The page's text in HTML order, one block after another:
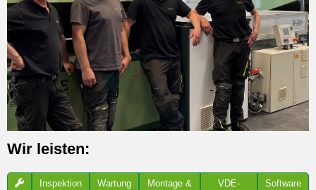
Wir leisten:
Inspektion Wartung
Montage &
VDE-
Software